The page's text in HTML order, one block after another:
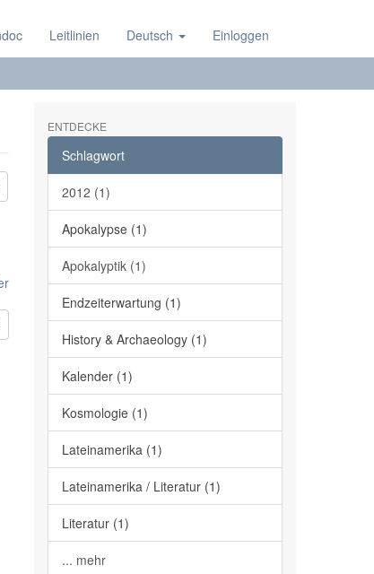
Leitlinien Deutsch Einloggen
ENTDECKE
Schlagwort
2012 (1)
Apokalypse (1)
Apokalyptik (1)
Endzeiterwartung (1)
History & Archaeology (1)
Kalender (1)
Kosmologie (1)
Lateinamerika (1)
Lateinamerika / Literatur (1)
Literatur (1)
... mehr